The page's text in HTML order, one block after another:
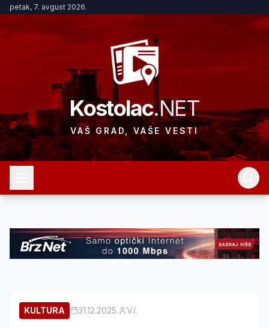
petak, 7. avgust 2026.
Kostolac.NET
VAŠ GRAD, VAŠE VESTI
KULTURA 31.12.2025. V.I.